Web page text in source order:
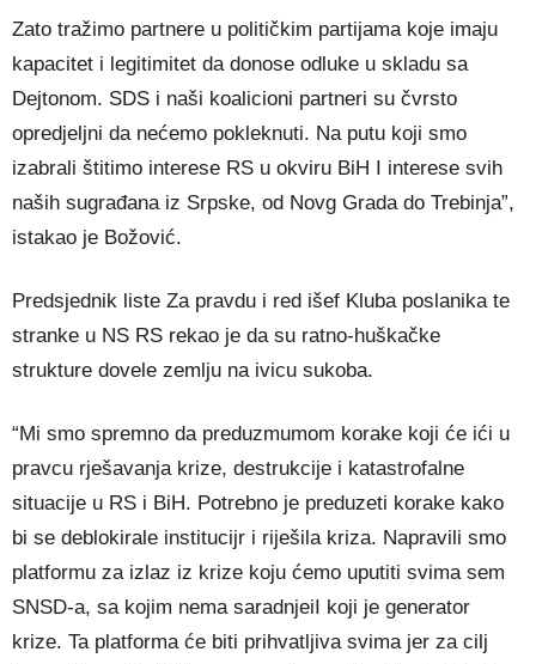
Zato tražimo partnere u političkim partijama koje imaju
kapacitet i legitimitet da donose odluke u skladu sa
Dejtonom. SDS i naši koalicioni partneri su čvrsto
opredjeljni da nećemo pokleknuti. Na putu koji smo
izabrali štitimo interese RS u okviru BiH I interese svih
naših sugrađana iz Srpske, od Novg Grada do Trebinja”,
istakao je Božović.
Predsjednik liste Za pravdu i red išef Kluba poslanika te
stranke u NS RS rekao je da su ratno-huškačke
strukture dovele zemlju na ivicu sukoba.
“Mi smo spremno da preduzmumom korake koji će ići u
pravcu rješavanja krize, destrukcije i katastrofalne
situacije u RS i BiH. Potrebno je preduzeti korake kako
bi se deblokirale institucijr i riješila kriza. Napravili smo
platformu za izlaz iz krize koju ćemo uputiti svima sem
SNSD-a, sa kojim nema saradnjeiI koji je generator
krize. Ta platforma će biti prihvatljiva svima jer za cilj